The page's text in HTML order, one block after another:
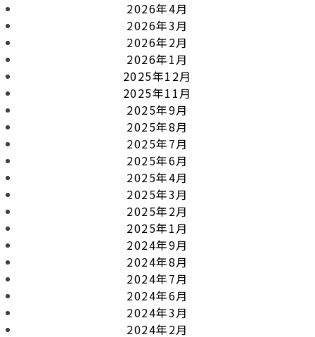
2026年4月
2026年3月
2026年2月
2026年1月
2025年12月
2025年11月
2025年9月
2025年8月
2025年7月
2025年6月
2025年4月
2025年3月
2025年2月
2025年1月
2024年9月
2024年8月
2024年7月
2024年6月
2024年3月
2024年2月